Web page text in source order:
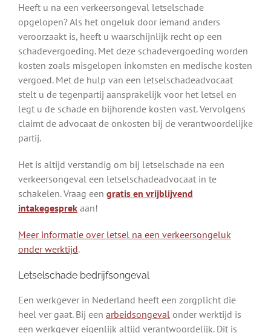
Heeft u na een verkeersongeval letselschade
opgelopen? Als het ongeluk door iemand anders
veroorzaakt is, heeft u waarschijnlijk recht op een
schadevergoeding. Met deze schadevergoeding worden
kosten zoals misgelopen inkomsten en medische kosten
vergoed. Met de hulp van een letselschadeadvocaat
stelt u de tegenpartij aansprakelijk voor het letsel en
legt u de schade en bijhorende kosten vast. Vervolgens
claimt de advocaat de onkosten bij de verantwoordelijke
partij.
Het is altijd verstandig om bij letselschade na een
verkeersongeval een letselschadeadvocaat in te
schakelen. Vraag een gratis en vrijblijvend
intakegesprek aan!
Meer informatie over letsel na een verkeersongeluk
onder werktijd.
Letselschade bedrijfsongeval
Een werkgever in Nederland heeft een zorgplicht die
heel ver gaat. Bij een arbeidsongeval onder werktijd is
een werkgever eigenlijk altijd verantwoordelijk. Dit is